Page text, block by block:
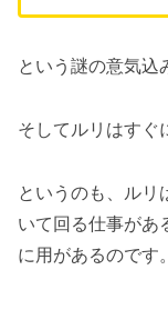
という謎の意気込
そしてルリはすぐ
というのも、ルリ
いて回る仕事があ
に用があるのです。